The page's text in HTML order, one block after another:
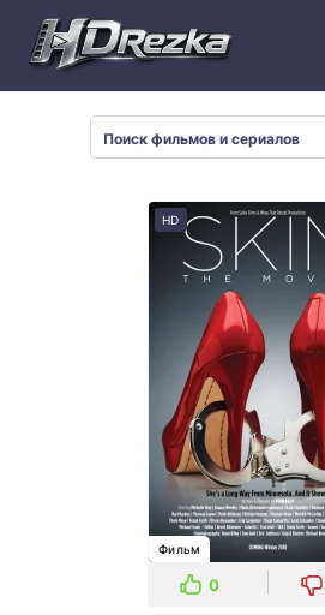
HD
Фильм
0